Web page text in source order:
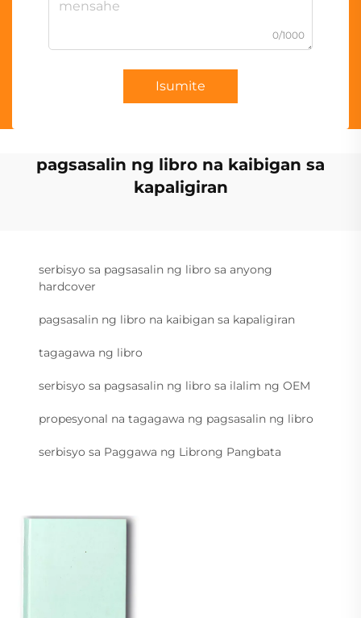
0/1000
Isumite
pagsasalin ng libro na kaibigan sa
kapaligiran
serbisyo sa pagsasalin ng libro sa anyong
hardcover
pagsasalin ng libro na kaibigan sa kapaligiran
tagagawa ng libro
serbisyo sa pagsasalin ng libro sa ilalim ng OEM
propesyonal na tagagawa ng pagsasalin ng libro
serbisyo sa Paggawa ng Librong Pangbata